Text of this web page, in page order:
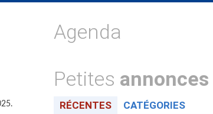
Agenda
Petites annonces
RÉCENTES CATÉGORIES